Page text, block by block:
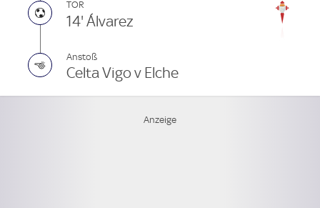
TOR
14' Álvarez
Anstoß
Celta Vigo v Elche